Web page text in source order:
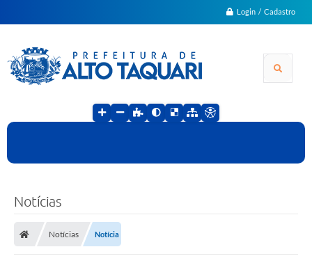
Login / Cadastro
Notícias
Notícias Notícia